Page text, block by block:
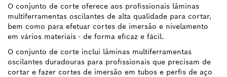
O conjunto de corte oferece aos profissionais lâminas
multiferramentas oscilantes de alta qualidade para cortar,
bem como para efetuar cortes de imersão e nivelamento
em vários materiais - de forma eficaz e fácil.
O conjunto de corte inclui lâminas multiferramentas
oscilantes duradouras para profissionais que precisam de
cortar e fazer cortes de imersão em tubos e perfis de aço